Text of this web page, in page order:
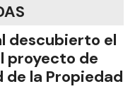
descubierto el
proyecto de
de la Propiedad